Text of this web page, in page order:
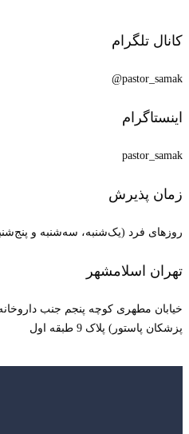
کانال تلگرام
pastor_samak@
اینستاگرام
pastor_samak
زمان پذیرش
روزهای فرد (یک‌شنبه، سه‌شنبه و پنج‌شنبه) ساعت
تهران اسلامشهر
خیابان مطهری کوچه پنجم جنب
پزشکان پاستور) پلاک 9 طبقه اول